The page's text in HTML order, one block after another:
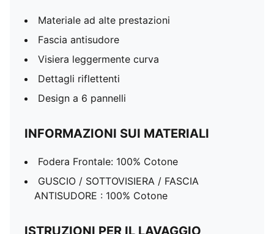
Materiale ad alte prestazioni
Fascia antisudore
Visiera leggermente curva
Dettagli riflettenti
Design a 6 pannelli
INFORMAZIONI SUI MATERIALI
Fodera Frontale: 100% Cotone
GUSCIO / SOTTOVISIERA / FASCIA
ANTISUDORE : 100% Cotone
ISTRUZIONI PER IL LAVAGGIO